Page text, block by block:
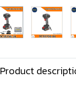
Product